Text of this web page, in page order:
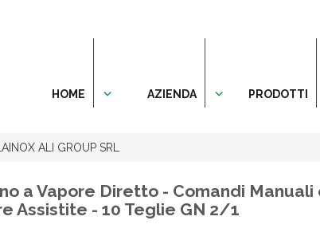
HOME AZIENDA PRODOTTI
LAINOX ALI GROUP SRL
a Vapore Diretto - Comandi
Assistite - 10 Teglie GN 2/1